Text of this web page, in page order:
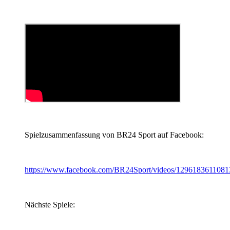
Spielzusammenfassung von BR24 Sport auf Facebook:
https://www.facebook.com/BR24Sport/videos/
Nächste Spiele: